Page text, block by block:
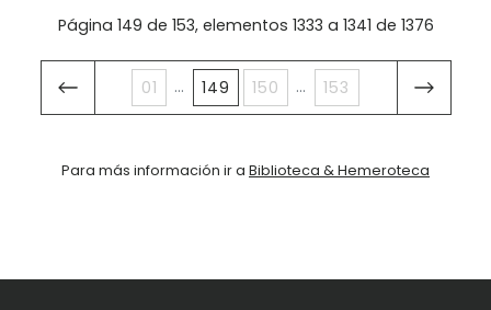
Página 149 de 153, elementos 1333 a 1341 de 1376
01 ... 149 150 ... 153
Para más información ir a Biblioteca & Hemeroteca